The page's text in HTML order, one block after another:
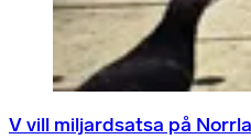
V vill miljardsatsa på